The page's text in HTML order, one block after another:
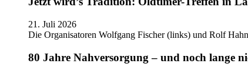
21. Juli 2026
Die Organisatoren Wolfgang Fischer (links) und Rolf
80 Jahre Nahversorgung – und noch lange